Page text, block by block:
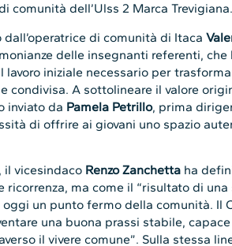
comunità dell’Ulss 2 Marca Trevigiana.
dall’operatrice di comunità di Itaca
delle insegnanti referenti, che
lavoro iniziale necessario per
e condivisa. A sottolineare il valore
inviato da Pamela Petrillo, prima
di offrire ai giovani uno spazio
il vicesindaco Renzo Zanchetta ha
ricorrenza, ma come il “risultato di
un punto fermo della comunità. Il
una buona prassi stabile,
il vivere comune”. Sulla stessa